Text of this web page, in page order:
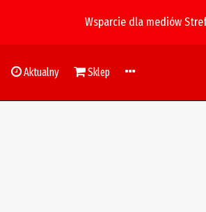
Wsparcie dla mediów
Aktualny Sklep